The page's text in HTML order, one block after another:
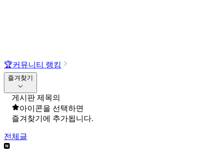
🏆커뮤니티 랭킹
즐겨찾기
게시판 제목의
아이콘을 선택하면
즐겨찾기에 추가됩니다.
전체글